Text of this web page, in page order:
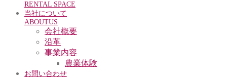
RENTAL SPACE
当社について
ABOUTUS
会社概要
沿革
事業内容
農業体験
お問い合わせ